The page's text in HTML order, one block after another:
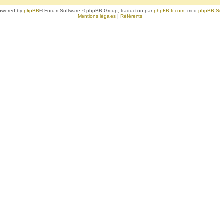
by phpBB® Forum Software © phpBB Group, traduction parphpBB-fr.com , mod phpBB
Mentions légales | Référents